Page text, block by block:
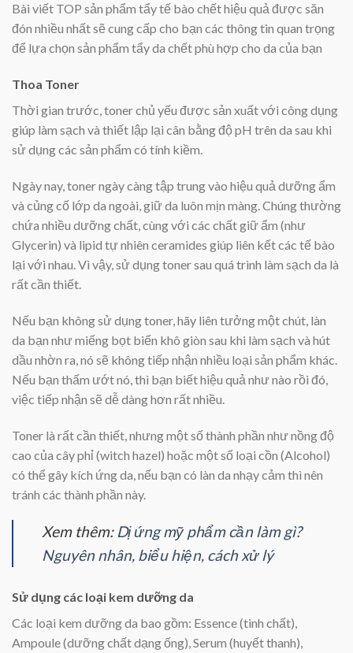
Bài viết TOP sản phẩm tẩy tế bào chết hiệu quả được săn
đón nhiều nhất sẽ cung cấp cho bạn các thông tin quan trọng
để lựa chọn sản phẩm tẩy da chết phù hợp cho da của bạn
Thoa Toner
Thời gian trước, toner chủ yếu được sản xuất với công dụng
giúp làm sạch và thiết lập lại cân bằng độ pH trên da sau khi
sử dụng các sản phẩm có tính kiềm.
Ngày nay, toner ngày càng tập trung vào hiệu quả dưỡng ẩm
và củng cố lớp da ngoài, giữ da luôn mịn màng. Chúng thường
chứa nhiều dưỡng chất, cùng với các chất giữ ẩm (như
Glycerin) và lipid tự nhiên ceramides giúp liên kết các tế bào
lại với nhau. Vì vậy, sử dụng toner sau quá trình làm sạch da là
rất cần thiết.
Nếu bạn không sử dụng toner, hãy liên tưởng một chút, làn
da bạn như miếng bọt biển khô giòn sau khi làm sạch và hút
dầu nhờn ra, nó sẽ không tiếp nhận nhiều loại sản phẩm khác.
Nếu bạn thấm ướt nó, thì bạn biết hiệu quả như nào rồi đó,
việc tiếp nhận sẽ dễ dàng hơn rất nhiều.
Toner là rất cần thiết, nhưng một số thành phần như nồng độ
cao của cây phỉ (witch hazel) hoặc một số loại cồn (Alcohol)
có thể gây kích ứng da, nếu bạn có làn da nhạy cảm thì nên
tránh các thành phần này.
Xem thêm: Dị ứng mỹ phẩm cần làm gì?
Nguyên nhân, biểu hiện, cách xử lý
Sử dụng các loại kem dưỡng da
Các loại kem dưỡng da bao gồm: Essence (tinh chất),
Ampoule (dưỡng chất dạng ống), Serum (huyết thanh),